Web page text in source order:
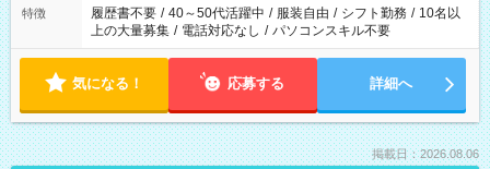
合は応募できません。
特徴 履歴書不要 / 40～50代活躍中 / 服装自由 / シフト勤務 / 10名以
上の大量募集 / 電話対応なし / パソコンスキル不要
気になる！ 応募する 詳細へ
掲載日：2026.08.06